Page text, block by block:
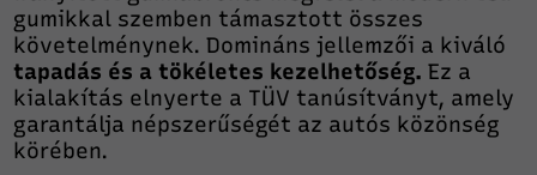
gumikkal szemben támasztott összes
követelménynek. Domináns jellemzői a kiváló
tapadás és a tökéletes kezelhetőség. Ez a
kialakítás elnyerte a TÜV tanúsítványt, amely
garantálja népszerűségét az autós közönség
körében.